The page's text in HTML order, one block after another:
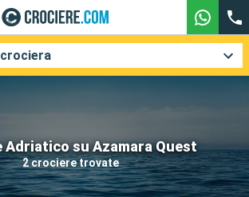
Adriatico su Azamara Quest
2 crociere trovate